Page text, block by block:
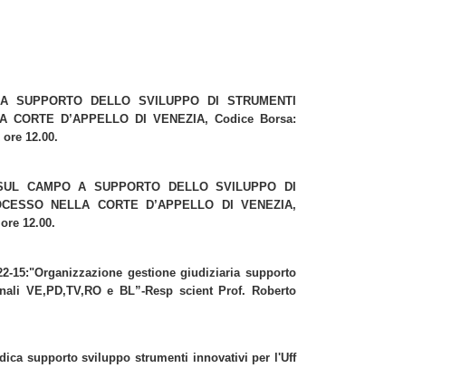
SUPPORTO DELLO SVILUPPO DI STRUMENTI
CORTE D’APPELLO DI VENEZIA, Codice Borsa:
12.00.
CAMPO A SUPPORTO DELLO SVILUPPO DI
NELLA CORTE D’APPELLO DI VENEZIA,
12.00.
15:"Organizzazione gestione giudiziaria supporto
VE,PD,TV,RO e BL”-Resp scient Prof. Roberto
supporto sviluppo strumenti innovativi per l'Uff